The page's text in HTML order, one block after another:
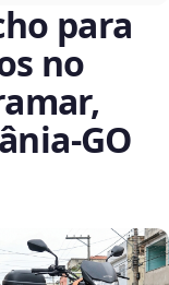
para
no